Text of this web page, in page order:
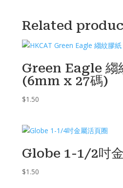
Related
Green Eagle 縐
(6mm x 27碼)
$1.50
Globe 1-1/2吋金
$1.50